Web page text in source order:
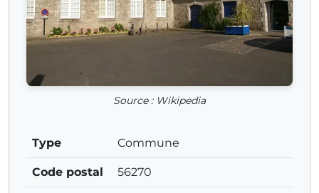
Source : Wikipedia
Type Commune
Code postal 56270